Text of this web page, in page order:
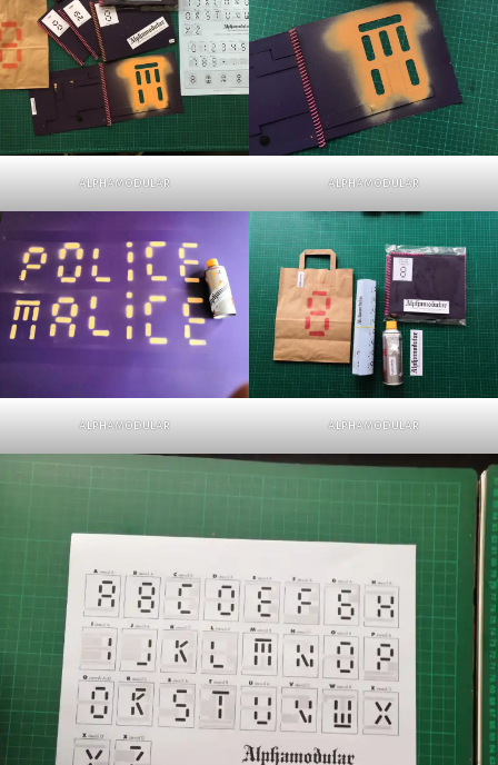
alphamodular alphamodular
alphamodular alphamodular